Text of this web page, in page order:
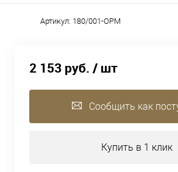
Артикул: 180/001-OPM
2 153 руб. / шт
Сообщить как
Купить в 1 клик